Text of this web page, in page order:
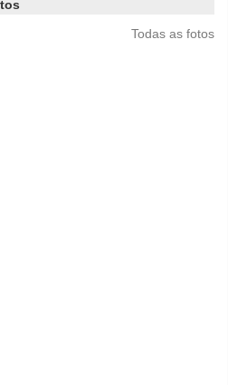
Todas as fotos